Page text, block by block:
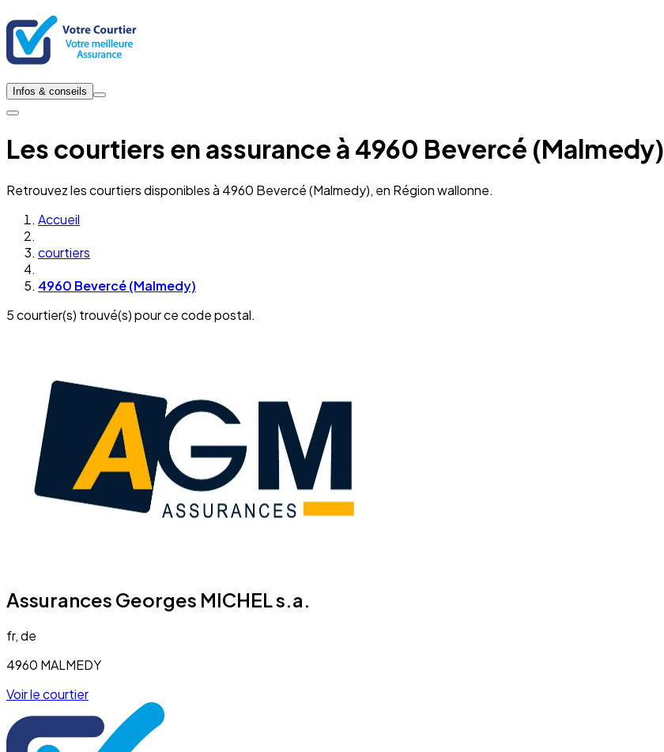
Infos & conseils
Les courtiers en assurance à 4960 Bevercé (Malmedy)
Retrouvez les courtiers disponibles à 4960 Bevercé (Malmedy), en Région wallonne.
Accueil
courtiers
4960 Bevercé (Malmedy)
5 courtier(s) trouvé(s) pour ce code postal.
Assurances Georges MICHEL s.a.
fr, de
4960 MALMEDY
Voir le courtier